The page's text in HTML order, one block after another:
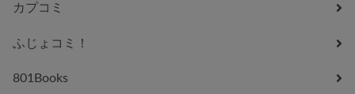
カプコミ
ふじょコミ！
801Books